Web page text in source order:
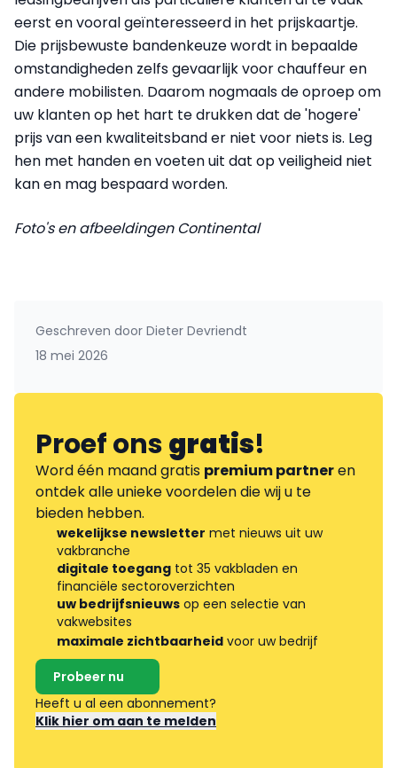
eerst en vooral geïnteresseerd in het prijskaartje.
Die prijsbewuste bandenkeuze wordt in bepaalde
omstandigheden zelfs gevaarlijk voor chauffeur en
andere mobilisten. Daarom nogmaals de oproep om
uw klanten op het hart te drukken dat de 'hogere'
prijs van een kwaliteitsband er niet voor niets is. Leg
hen met handen en voeten uit dat op veiligheid niet
kan en mag bespaard worden.
Foto's en afbeeldingen Continental
Geschreven door Dieter Devriendt
18 mei 2026
Proef onsgratis!
Word één maand gratis premium partneren
ontdek alle unieke voordelen die wij u te
bieden hebben.
wekelijkse newsletter met nieuws uit uw
vakbranche
digitale toegang tot 35 vakbladen en
financiële sectoroverzichten
uw bedrijfsnieuws op een selectie van
vakwebsites
maximale zichtbaarheid voor uw bedrijf
Probeer nu
Heeft u al een abonnement?
Klik hier om aan te melden